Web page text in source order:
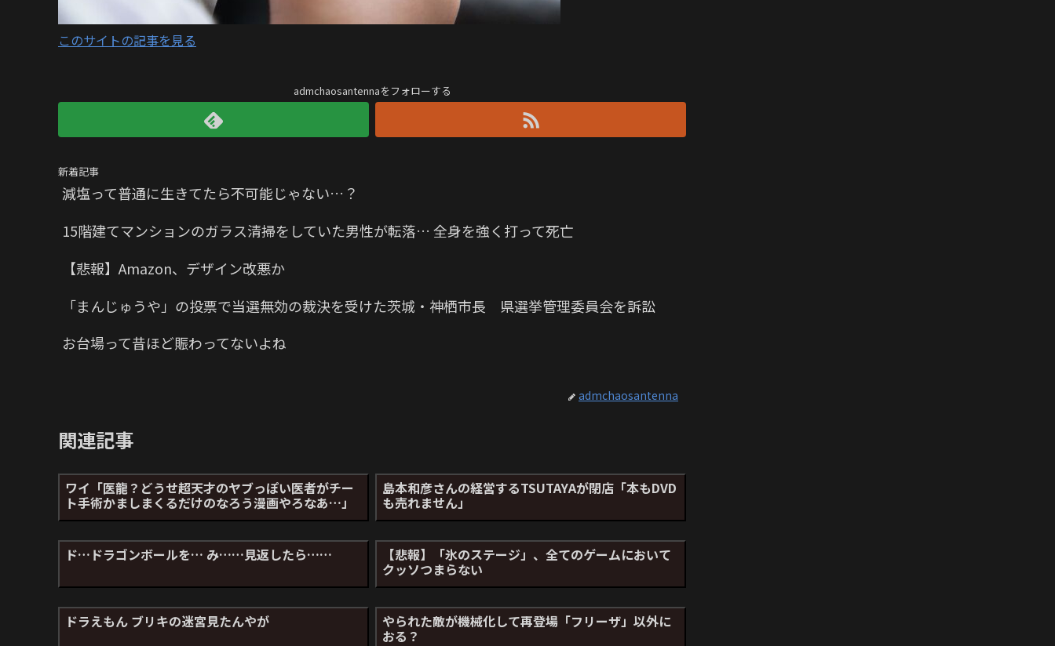
このサイトの記事を見る
admchaosantennaをフォローする
新着記事
減塩って普通に生きてたら不可能じゃない…？
15階建てマンションのガラス清掃をしていた男性が転落… 全身を強く打って死亡
【悲報】Amazon、デザイン改悪か
「まんじゅうや」の投票で当選無効の裁決を受けた茨城・神栖市長 県選挙管理委員会を訴訟
お台場って昔ほど賑わってないよね
admchaosantenna
関連記事
ワイ「医龍？どうせ超天才のヤブっぽい医者がチー
ト手術かましまくるだけのなろう漫画やろなあ…」
島本和彦さんの経営するTSUTAYAが閉店「本もDVD
も売れません」
ド…ドラゴンボールを… み……見返したら…… 【悲報】「氷のステージ」、全てのゲームにおいて
クッソつまらない
ドラえもん ブリキの迷宮見たんやが やられた敵が機械化して再登場「フリーザ」以外に
おる？